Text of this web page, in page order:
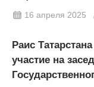
16 апреля 2025
Раис
участие на